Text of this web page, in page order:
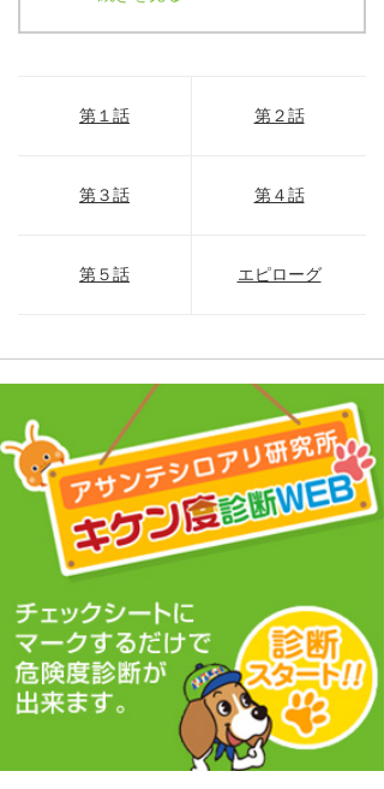
第１話 第２話
第３話 第４話
第５話 エピローグ